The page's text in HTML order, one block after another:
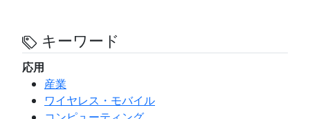
キーワード
応用
産業
ワイヤレス・モバイル